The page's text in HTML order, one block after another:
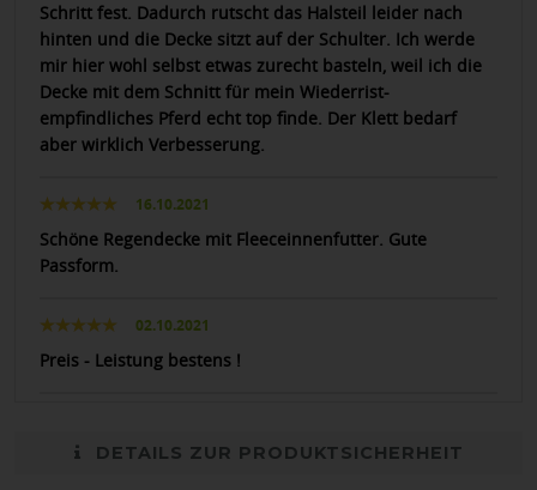
Schritt fest. Dadurch rutscht das Halsteil leider nach
hinten und die Decke sitzt auf der Schulter. Ich werde
mir hier wohl selbst etwas zurecht basteln, weil ich die
Decke mit dem Schnitt für mein Wiederrist-
empfindliches Pferd echt top finde. Der Klett bedarf
aber wirklich Verbesserung.
16.10.2021
Schöne Regendecke mit Fleeceinnenfutter. Gute
Passform.
02.10.2021
Preis - Leistung bestens !
DETAILS ZUR PRODUKTSICHERHEIT